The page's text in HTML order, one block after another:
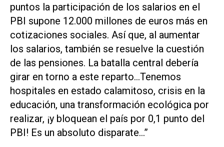
puntos la participación de los salarios en el
PBI supone 12.000 millones de euros más en
cotizaciones sociales. Así que, al aumentar
los salarios, también se resuelve la cuestión
de las pensiones. La batalla central debería
girar en torno a este reparto...Tenemos
hospitales en estado calamitoso, crisis en la
educación, una transformación ecológica por
realizar, ¡y bloquean el país por 0,1 punto del
PBI! Es un absoluto disparate...”